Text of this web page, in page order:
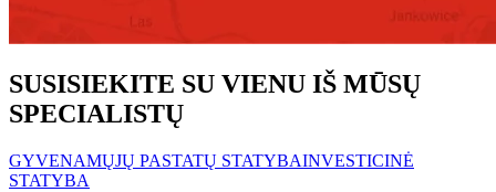
SUSISIEKITE SU VIENU IŠ MŪSŲ
SPECIALISTŲ
GYVENAMŲJŲ PASTATŲ STATYBAINVESTICINĖ
STATYBA